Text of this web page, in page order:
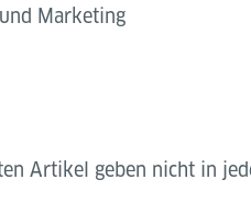
Marketing
Artikel geben nicht in